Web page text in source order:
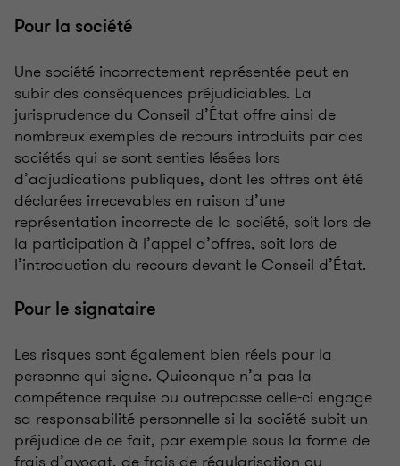
Pour la société
Une société incorrectement représentée peut en
subir des conséquences préjudiciables. La
jurisprudence du Conseil d’État offre ainsi de
nombreux exemples de recours introduits par des
sociétés qui se sont senties lésées lors
d’adjudications publiques, dont les offres ont été
déclarées irrecevables en raison d’une
représentation incorrecte de la société, soit lors de
la participation à l’appel d’offres, soit lors de
l’introduction du recours devant le Conseil d’État.
Pour le signataire
Les risques sont également bien réels pour la
personne qui signe. Quiconque n’a pas la
compétence requise ou outrepasse celle-ci engage
sa responsabilité personnelle si la société subit un
préjudice de ce fait, par exemple sous la forme de
frais d’avocat, de frais de régularisation ou